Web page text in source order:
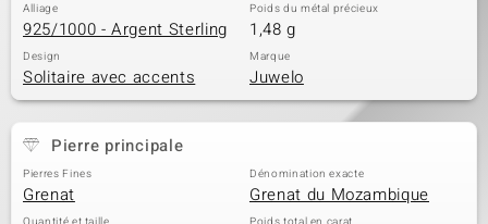
Alliage
925/1000 - Argent Sterling
Poids du métal précieux
1,48 g
Design
Solitaire avec accents
Marque
Juwelo
Pierre principale
Pierres Fines
Grenat
Dénomination exacte
Grenat du Mozambique